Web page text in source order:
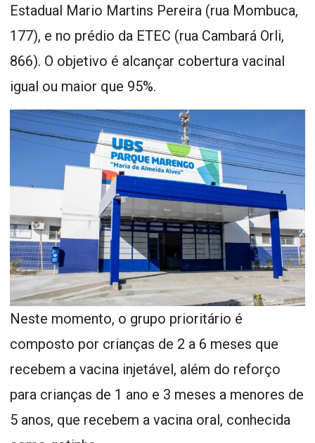
Estadual Mario Martins Pereira (rua Mombuca,
177), e no prédio da ETEC (rua Cambará Orli,
866). O objetivo é alcançar cobertura vacinal
igual ou maior que 95%.
Neste momento, o grupo prioritário é
composto por crianças de 2 a 6 meses que
recebem a vacina injetável, além do reforço
para crianças de 1 ano e 3 meses a menores de
5 anos, que recebem a vacina oral, conhecida